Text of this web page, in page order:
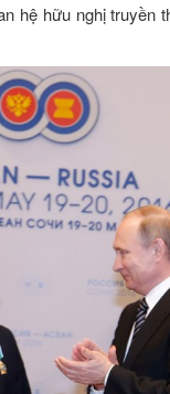
hệ hữu nghị